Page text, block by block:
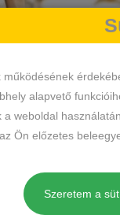
alapvető
weboldal
Ön előzetes
Szeretem a